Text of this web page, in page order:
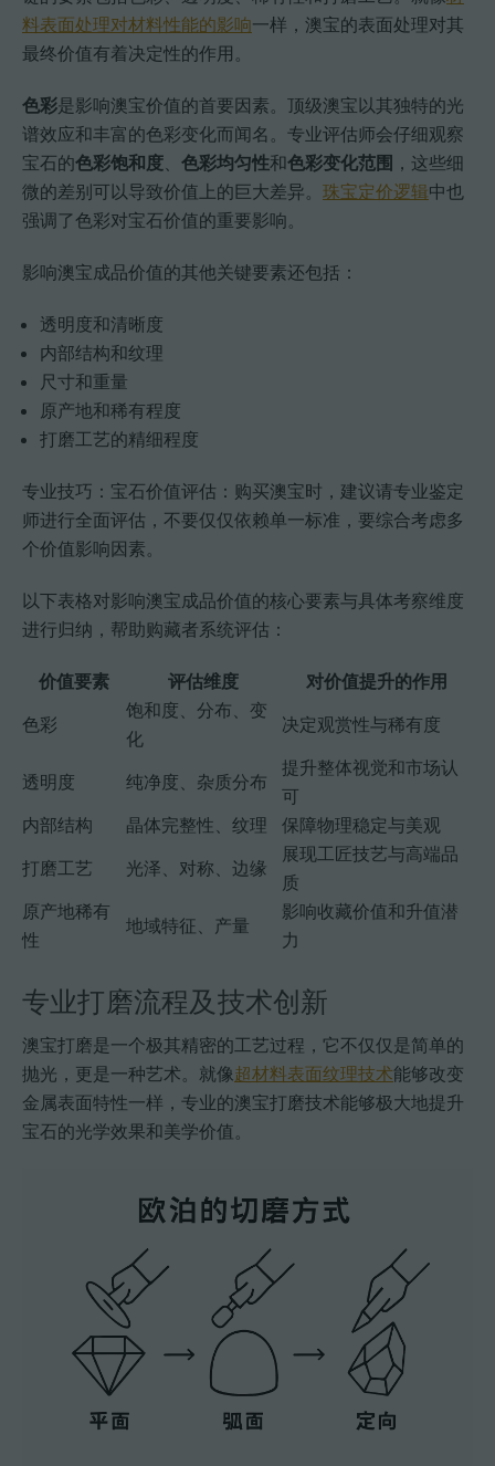
料表面处理对材料性能的影响一样，澳宝的表面处理对其
最终价值有着决定性的作用。
色彩是影响澳宝价值的首要因素。顶级澳宝以其独特的光
谱效应和丰富的色彩变化而闻名。专业评估师会仔细观察
宝石的色彩饱和度、 色彩均匀性和色彩变化范围 ，这些细
微的差别可以导致价值上的巨大差异。 珠宝定价逻辑中也
强调了色彩对宝石价值的重要影响。
影响澳宝成品价值的其他关键要素还包括：
透明度和清晰度
内部结构和纹理
尺寸和重量
原产地和稀有程度
打磨工艺的精细程度
专业技巧：宝石价值评估：购买澳宝时，建议请专业鉴定
师进行全面评估，不要仅仅依赖单一标准，要综合考虑多
个价值影响因素。
以下表格对影响澳宝成品价值的核心要素与具体考察维度
进行归纳，帮助购藏者系统评估：
价值要素 评估维度
对价值提升的作用
色彩
饱和度、分布、变
化
决定观赏性与稀有度
透明度 纯净度、杂质分布
提升整体视觉和市场认
可
内部结构
晶体完整性、纹理
保障物理稳定与美观
打磨工艺
光泽、对称、边缘
展现工匠技艺与高端品
质
原产地稀有
性
地域特征、产量
影响收藏价值和升值潜
力
专业打磨流程及技术创新
澳宝打磨是一个极其精密的工艺过程，它不仅仅是简单的
抛光，更是一种艺术。就像超材料表面纹理技术能够改变
金属表面特性一样，专业的澳宝打磨技术能够极大地提升
宝石的光学效果和美学价值。